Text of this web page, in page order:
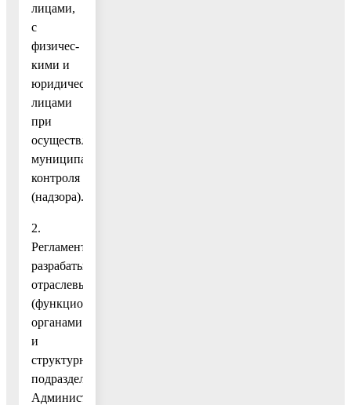
лицами,
с
физичес-
кими и
юридическими
лицами
при
осуществлении
муниципального
контроля
(надзора).
2.
Регламенты
разрабатываются
отраслевыми
(функциональными)
органами
и
структурными
подразделениями
Администрации